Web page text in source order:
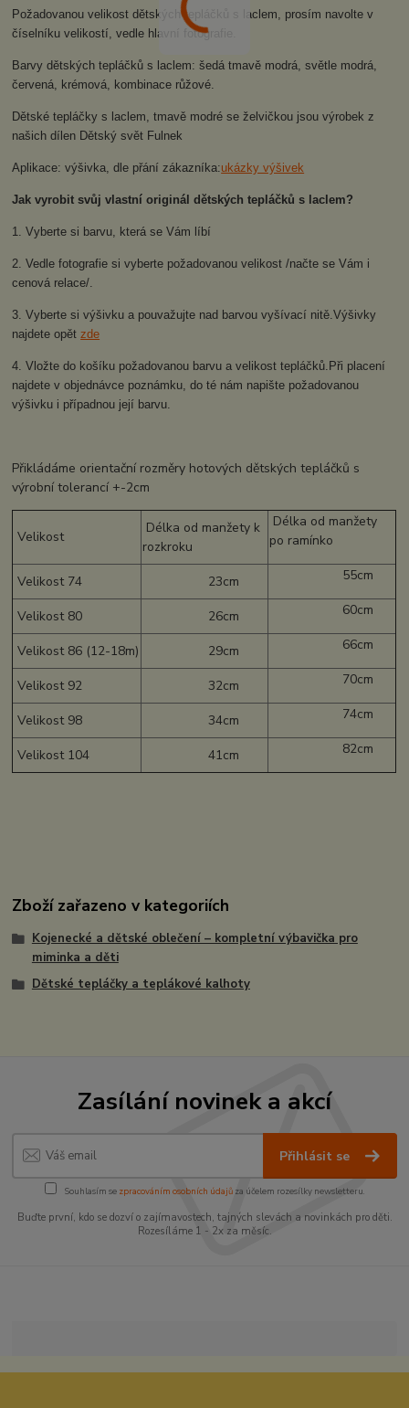
Požadovanou velikost dětských tepláčků s laclem, prosím navolte v
číselníku velikostí, vedle hlavní fotografie.
Barvy dětských tepláčků s laclem: šedá tmavě modrá, světle modrá,
červená, krémová, kombinace růžové.
Dětské tepláčky s laclem, tmavě modré se želvičkou jsou výrobek z
našich dílen Dětský svět Fulnek
Aplikace: výšivka, dle přání zákazníka:ukázky výšivek
Jak vyrobit svůj vlastní originál dětských tepláčků s laclem?
1. Vyberte si barvu, která se Vám líbí
2. Vedle fotografie si vyberte požadovanou velikost /načte se Vám i
cenová relace/.
3. Vyberte si výšivku a pouvažujte nad barvou vyšívací nitě.Výšivky
najdete opětzde
4. Vložte do košíku požadovanou barvu a velikost tepláčků.Při placení
najdete v objednávce poznámku, do té nám napište požadovanou
výšivku i případnou její barvu.
Přikládáme orientační rozměry hotových dětských tepláčků s
výrobní tolerancí +-2cm
Velikost
Délka od manžety k
rozkroku
Délka od manžety
po ramínko
Velikost 74 23cm 55cm
Velikost 80 26cm 60cm
Velikost 86 (12-18m) 29cm 66cm
Velikost 92 32cm 70cm
Velikost 98 34cm 74cm
Velikost 104 41cm 82cm
Zboží zařazeno v kategoriích
Kojenecké a dětské oblečení – kompletní výbavička pro
miminka a děti
Dětské tepláčky a teplákové kalhoty
Zasílání novinek a akcí
Přihlásit se
Souhlasím se zpracováním osobních údajůza účelem rozesílky newsletteru.
Buďte první, kdo se dozví o zajímavostech, tajných slevách a novinkách pro děti.
Rozesíláme 1 - 2x za měsíc.